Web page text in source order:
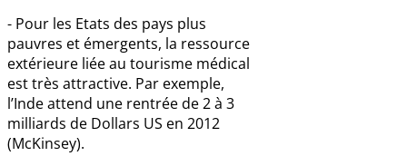
- Pour les Etats des pays plus
pauvres et émergents, la ressource
extérieure liée au tourisme médical
est très attractive. Par exemple,
l’Inde attend une rentrée de 2 à 3
milliards de Dollars US en 2012
(McKinsey).